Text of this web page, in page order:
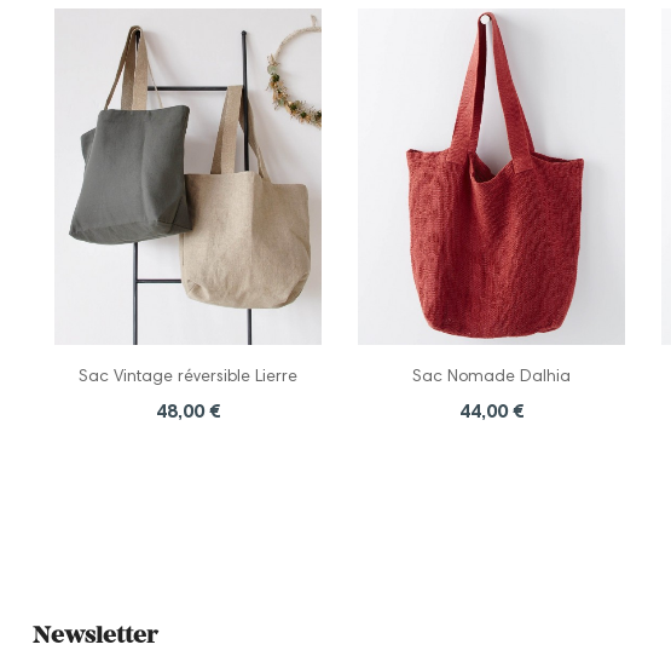
Sac Vintage réversible Lierre
48,00 €
Sac Nomade Dalhia
44,00 €
Newsletter